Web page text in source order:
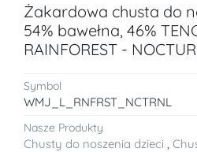
Żakardowa chusta do
54% bawełna, 46%
RAINFOREST -
Symbol
WMJ_L_RNFRST_NCTRNL
Nasze Produkty
Chusty do noszenia dzieci